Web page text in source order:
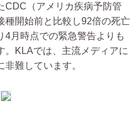
CDC（アメリカ疾病予防管
種開始前と比較し92倍の死亡
4月時点での緊急警告よりも
。KLAでは、主流メディアに
難しています。